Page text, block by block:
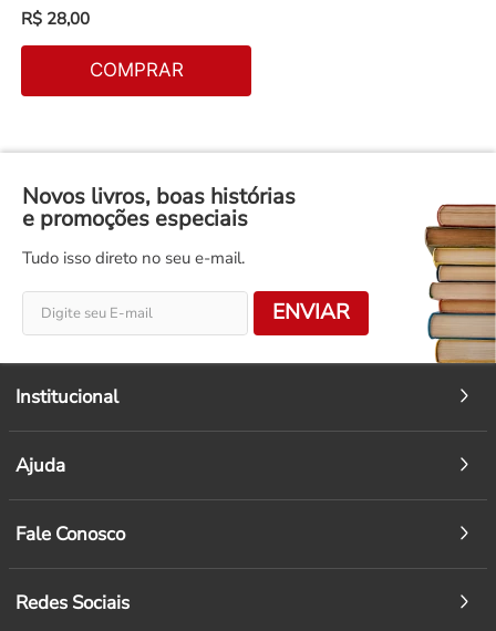
R$ 28,00
COMPRAR
Novos livros, boas histórias
e promoções especiais
Tudo isso direto no seu e-mail.
ENVIAR
Institucional
Ajuda
Fale Conosco
Redes Sociais